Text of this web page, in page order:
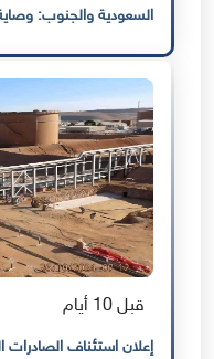
السعودية والجنوب:
قبل 10 أيام
إعلان استئناف